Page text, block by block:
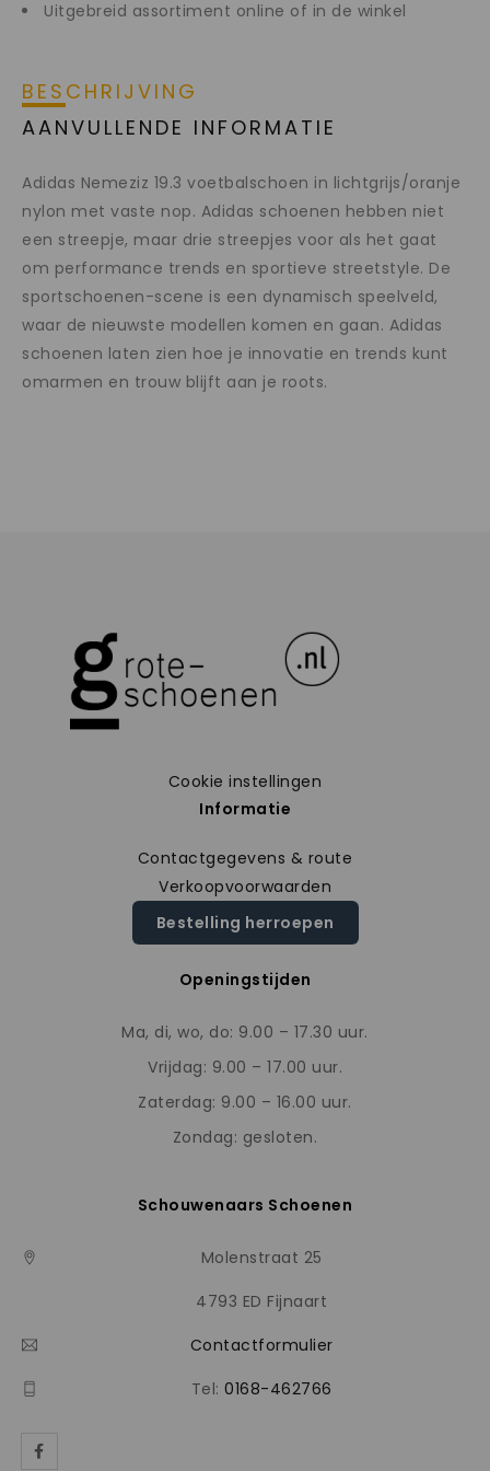
Uitgebreid assortiment online of in de winkel
BESCHRIJVING
AANVULLENDE INFORMATIE
Adidas Nemeziz 19.3 voetbalschoen in lichtgrijs/oranje
nylon met vaste nop. Adidas schoenen hebben niet
een streepje, maar drie streepjes voor als het gaat
om performance trends en sportieve streetstyle. De
sportschoenen-scene is een dynamisch speelveld,
waar de nieuwste modellen komen en gaan. Adidas
schoenen laten zien hoe je innovatie en trends kunt
omarmen en trouw blijft aan je roots.
Cookie instellingen
Informatie
Contactgegevens & route
Verkoopvoorwaarden
Bestelling herroepen
Openingstijden
Ma, di, wo, do: 9.00 – 17.30 uur.
Vrijdag: 9.00 – 17.00 uur.
Zaterdag: 9.00 – 16.00 uur.
Zondag: gesloten.
Schouwenaars Schoenen
Molenstraat 25
4793 ED Fijnaart
Contactformulier
Tel: 0168-462766